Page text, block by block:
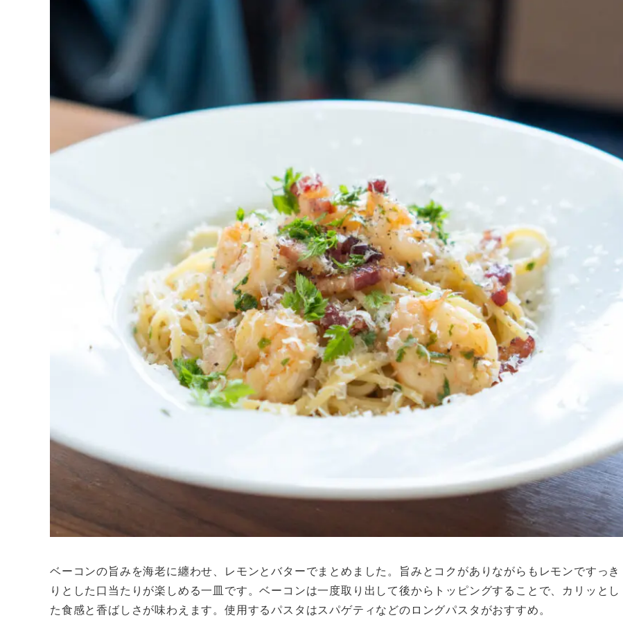
ベーコンの旨みを海老に纏わせ、レモンとバターでまとめました。旨みとコクがありながらもレモンですっき
りとした口当たりが楽しめる一皿です。ベーコンは一度取り出して後からトッピングすることで、カリッとし
た食感と香ばしさが味わえます。使用するパスタはスパゲティなどのロングパスタがおすすめ。